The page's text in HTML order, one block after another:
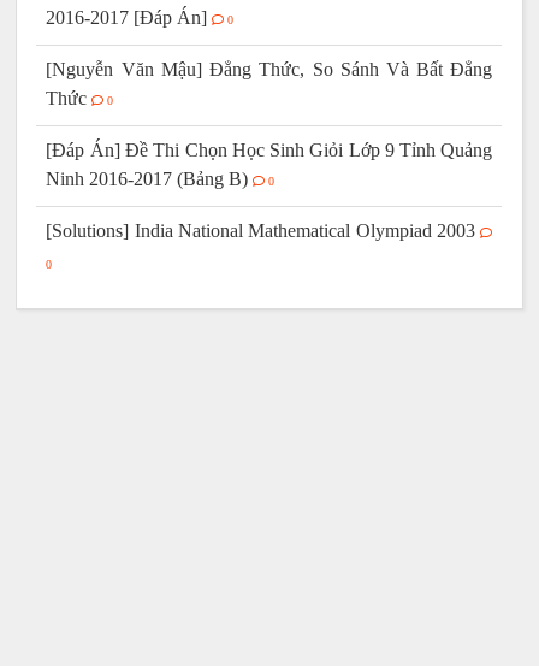
2016-2017 [Đáp Án]
0
[Nguyễn Văn Mậu] Đẳng Thức, So Sánh Và Bất Đẳng
Thức
0
[Đáp Án] Đề Thi Chọn Học Sinh Giỏi Lớp 9 Tỉnh Quảng
Ninh 2016-2017 (Bảng B)
0
[Solutions] India National Mathematical Olympiad 2003
0